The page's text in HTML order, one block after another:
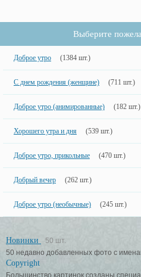
Выберите
Доброе утро (1384 шт.)
С днем рождения (женщине) (711 шт.)
Доброе утро (анимированные) (182 шт.)
Хорошего утра и дня (539 шт.)
Доброе утро, прикольные (470 шт.)
Добрый вечер (262 шт.)
Доброе утро (необычные) (245 шт.)
Новинки
50 шт.
50 недавно добавленных фото с
Copyright